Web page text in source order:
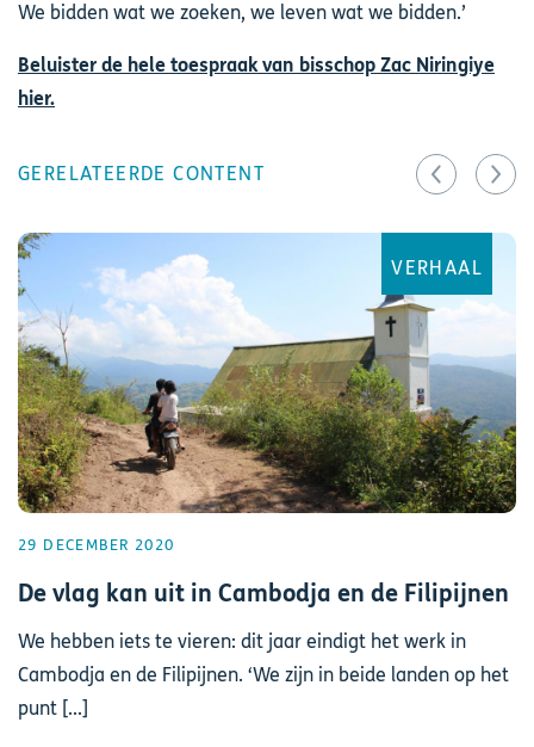
We bidden wat we zoeken, we leven wat we bidden.’
Beluister de hele toespraak van bisschop Zac Niringiye
hier.
GERELATEERDE CONTENT
VERHAAL
29 DECEMBER 2020
De vlag kan uit in Cambodja en de Filipijnen
We hebben iets te vieren: dit jaar eindigt het werk in
Cambodja en de Filipijnen. ‘We zijn in beide landen op het
punt [...]